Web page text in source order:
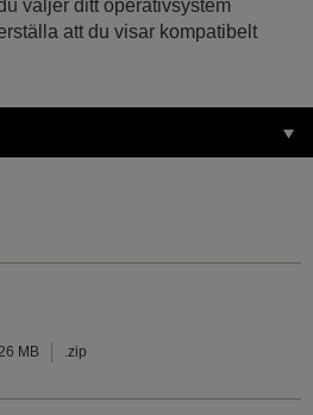
väljer ditt operativsystem
att du visar kompatibelt
MB .zip